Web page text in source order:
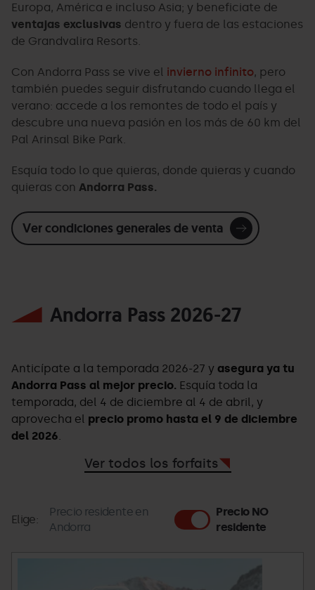
Europa, América e incluso Asia; y beneficiate de
ventajas exclusivas dentro y fuera de las estaciones
de Grandvalira Resorts.
Con Andorra Pass se vive el invierno infinito, pero
también puedes seguir disfrutando cuando llega el
verano: accede a los remontes de todo el país y
descubre una nueva pasión en los más de 60 km del
Pal Arinsal Bike Park.
Esquía todo lo que quieras, donde quieras y cuando
quieras con Andorra Pass.
Ver condiciones generales de venta
Andorra Pass 2026-27
Anticípate a la temporada 2026-27 y asegura ya tu
Andorra Pass al mejor precio. Esquía toda la
temporada, del 4 de diciembre al 4 de abril, y
aprovecha el precio promo hasta el 9 de diciembre
del 2026.
Ver todos los forfaits
Elige:
Precio residente en
Andorra
Precio NO
residente